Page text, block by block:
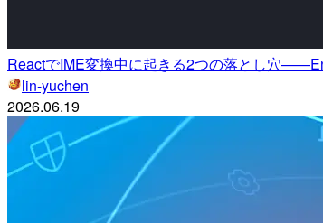
ReactでIME変換中に起きる2つの落とし穴
lin-yuchen
2026.06.19